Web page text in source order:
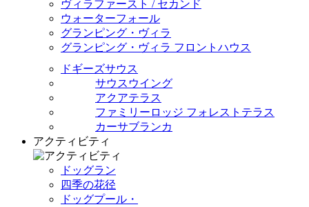
ヴィラファースト / セカンド
ウォーターフォール
グランピング・ヴィラ
グランピング・ヴィラ フロントハウス
ドギーズサウス
サウスウイング
アクアテラス
ファミリーロッジ フォレストテラス
カーサブランカ
アクティビティ
ドッグラン
四季の花径
ドッグプール・